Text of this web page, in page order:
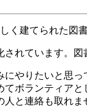
く建てられた図
れています。
やりたいと思
ボランティア
と連絡も取れま